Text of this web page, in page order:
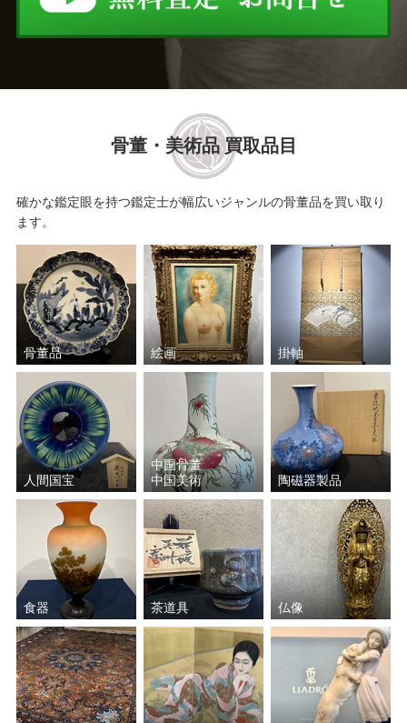
骨董・美術品 買取品目
確かな鑑定眼を持つ鑑定士が幅広いジャンルの骨董品を買い取り
ます。
骨董品 絵画 掛軸
人間国宝
中国骨董
中国美術
陶磁器製品
食器 茶道具 仏像